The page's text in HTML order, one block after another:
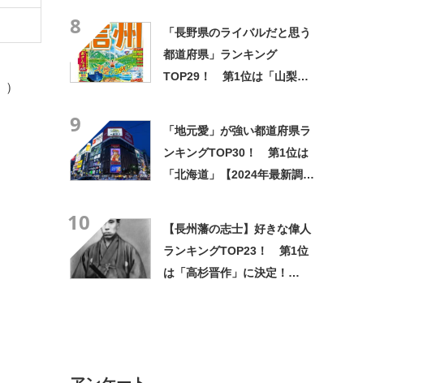
）
8
「長野県のライバルだと思う
都道府県」ランキング
TOP29！ 第1位は「山梨
9
「地元愛」が強い都道府県ラ
ンキングTOP30！ 第1位は
「北海道」【2024年最新調査
10
【長州藩の志士】好きな偉人
ランキングTOP23！ 第1位
は「高杉晋作」に決定！